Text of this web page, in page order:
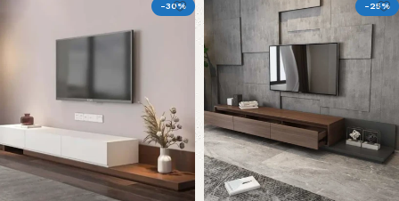
-25%
-30%